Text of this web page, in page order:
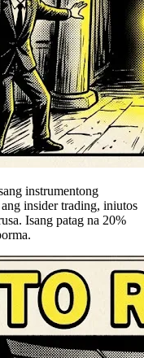
instrumentong
insider trading, iniutos
Isang patag na 20%